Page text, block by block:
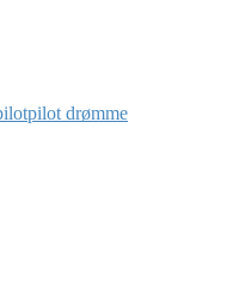
pilot drømme